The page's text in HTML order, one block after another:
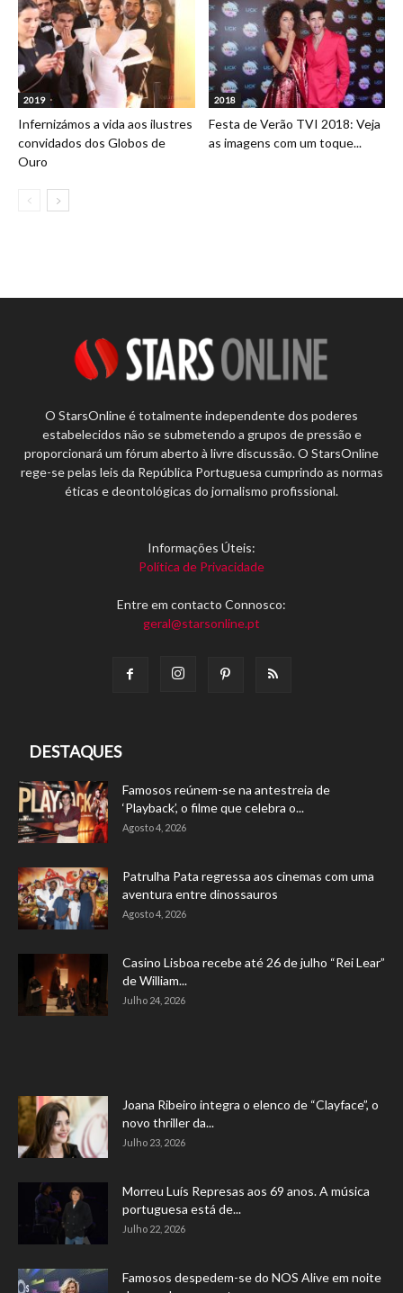
2019
Infernizámos a vida aos ilustres
convidados dos Globos de
Ouro
2018
Festa de Verão TVI 2018: Veja
as imagens com um toque...
O StarsOnline é totalmente independente dos poderes
estabelecidos não se submetendo a grupos de pressão e
proporcionará um fórum aberto à livre discussão. O StarsOnline
rege-se pelas leis da República Portuguesa cumprindo as normas
éticas e deontológicas do jornalismo profissional.
Informações Úteis:
Política de Privacidade
Entre em contacto Connosco:
geral@starsonline.pt
DESTAQUES
Famosos reúnem-se na antestreia de
‘Playback’, o filme que celebra o...
Agosto 4, 2026
Patrulha Pata regressa aos cinemas com uma
aventura entre dinossauros
Agosto 4, 2026
Casino Lisboa recebe até 26 de julho “Rei Lear”
de William...
Julho 24, 2026
Joana Ribeiro integra o elenco de “Clayface”, o
novo thriller da...
Julho 23, 2026
Morreu Luís Represas aos 69 anos. A música
portuguesa está de...
Julho 22, 2026
Famosos despedem-se do NOS Alive em noite